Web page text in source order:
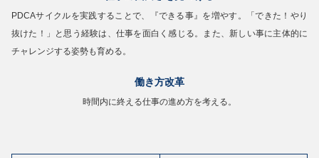
PDCAサイクルを実践することで、『できる事』を増やす。
「できた！やり
抜けた！」と思う経験は、仕事を面白く感じる。
また、新しい事に主体的に
チャレンジする姿勢も育める。
働き方改革
時間内に終える仕事の進め方を考える。